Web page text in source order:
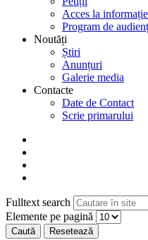
Acces la informație
Program de
Noutăți
Știri
Anunțuri
Galerie media
Contacte
Date de Contact
Scrie primarului
Fulltext search
Elemente pe pagină
Caută Resetează